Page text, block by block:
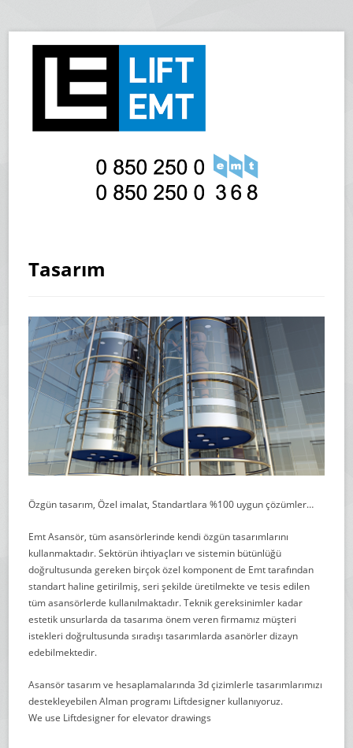
Tasarım
Özgün tasarım, Özel imalat, Standartlara %100 uygun çözümler…
Emt Asansör, tüm asansörlerinde kendi özgün tasarımlarını
kullanmaktadır. Sektörün ihtiyaçları ve sistemin bütünlüğü
doğrultusunda gereken birçok özel komponent de Emt tarafından
standart haline getirilmiş, seri şekilde üretilmekte ve tesis edilen
tüm asansörlerde kullanılmaktadır. Teknik gereksinimler kadar
estetik unsurlarda da tasarıma önem veren firmamız müşteri
istekleri doğrultusunda sıradışı tasarımlarda asanörler dizayn
edebilmektedir.
Asansör tasarım ve hesaplamalarında 3d çizimlerle tasarımlarımızı
destekleyebilen Alman programı Liftdesigner kullanıyoruz.
We use Liftdesigner for elevator drawings